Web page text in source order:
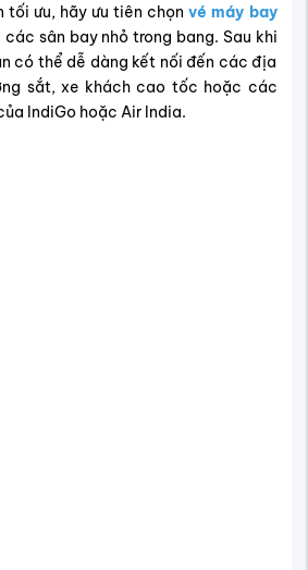
tối ưu, hãy ưu tiên chọn vé máy bay
sân bay nhỏ trong bang. Sau khi
có thể dễ dàng kết nối đến các địa
sắt, xe khách cao tốc hoặc các
IndiGo hoặc Air India.